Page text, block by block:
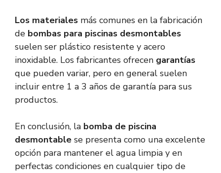
Los materiales más comunes en la fabricación
de bombas para piscinas desmontables
suelen ser plástico resistente y acero
inoxidable. Los fabricantes ofrecen garantías
que pueden variar, pero en general suelen
incluir entre 1 a 3 años de garantía para sus
productos.
En conclusión, la bomba de piscina
desmontable se presenta como una excelente
opción para mantener el agua limpia y en
perfectas condiciones en cualquier tipo de